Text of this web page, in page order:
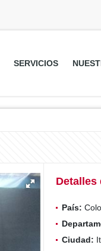
SERVICIOS
Detalles
País:
Ciudad: